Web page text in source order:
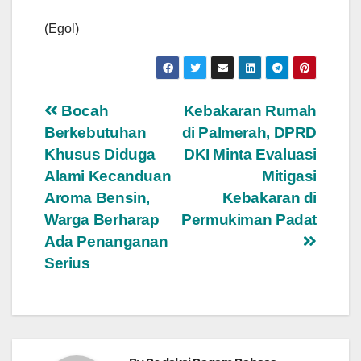
(Egol)
Navigasi
pos
Kebakaran Rumah
di Palmerah, DPRD
DKI Minta Evaluasi
Mitigasi
Kebakaran di
Permukiman Padat
Bocah
Berkebutuhan
Khusus Diduga
Alami Kecanduan
Aroma Bensin,
Warga Berharap
Ada Penanganan
Serius